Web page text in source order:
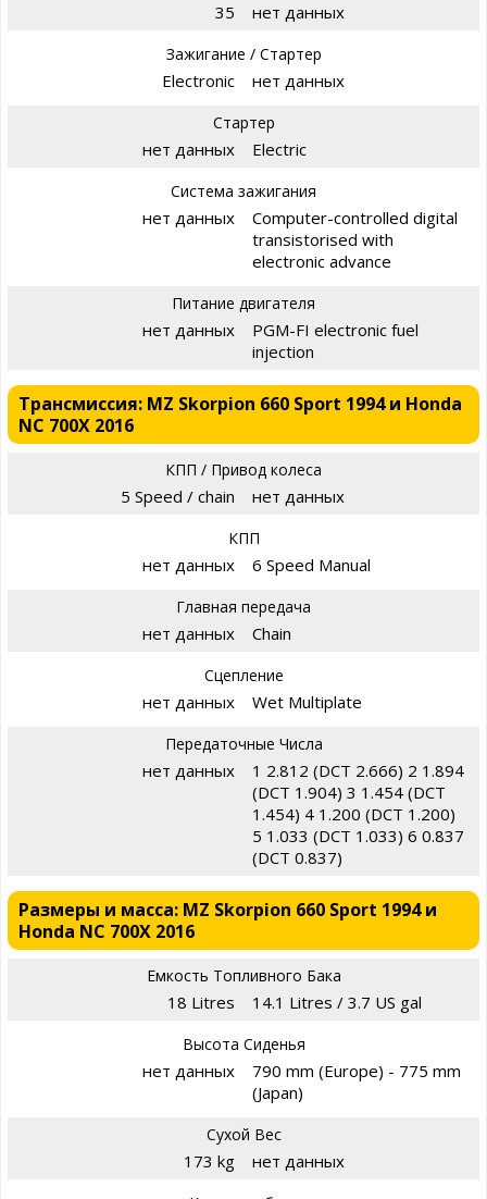
35 нет данных
Зажигание / Стартер
Electronic нет данных
Стартер
нет данных Electric
Система зажигания
нет данных
Computer-controlled digital
transistorised with
electronic advance
Питание двигателя
нет данных
PGM-FI electronic fuel
injection
Трансмиссия: MZ Skorpion 660 Sport 1994 и Honda
NC 700X 2016
КПП / Привод колеса
5 Speed / chain нет данных
КПП
нет данных 6 Speed Manual
Главная передача
нет данных Chain
Сцепление
нет данных Wet Multiplate
Передаточные Числа
нет данных
1 2.812 (DCT 2.666) 2 1.894
(DCT 1.904) 3 1.454 (DCT
1.454) 4 1.200 (DCT 1.200)
5 1.033 (DCT 1.033) 6 0.837
(DCT 0.837)
Размеры и масса: MZ Skorpion 660 Sport 1994 и
Honda NC 700X 2016
Емкость Топливного Бака
18 Litres 14.1 Litres / 3.7 US gal
Высота Сиденья
нет данных
790 mm (Europe) - 775 mm
(Japan)
Сухой Вес
173 kg нет данных